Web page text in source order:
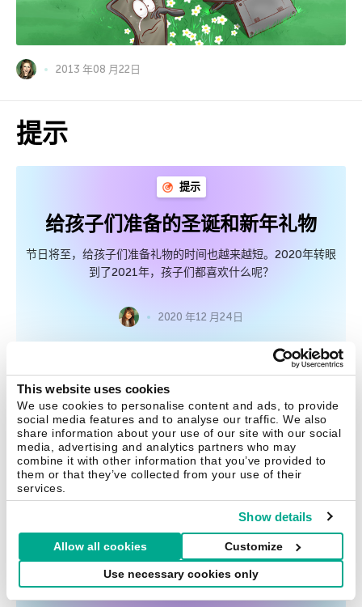
This website uses cookies
We use cookies to personalise content and ads, to provide
social media features and to analyse our traffic. We also
share information about your use of our site with our social
media, advertising and analytics partners who may
combine it with other information that you’ve provided to
them or that they’ve collected from your use of their
services.
Show details
Allow all cookies Customize
Use necessary cookies only
2013 年08 月22日
提示
提示
给孩子们准备的圣诞和新年礼物
节日将至，给孩子们准备礼物的时间也越来越短。2020年转眼
到了2021年，孩子们都喜欢什么呢？
2020 年12 月24日
让Origin保持安全
使用这些Origin账户设置可以保护你的EA账户免遭劫持、数据
盗窃和垃圾邮件的侵害。
2020 年11 月20日
提示